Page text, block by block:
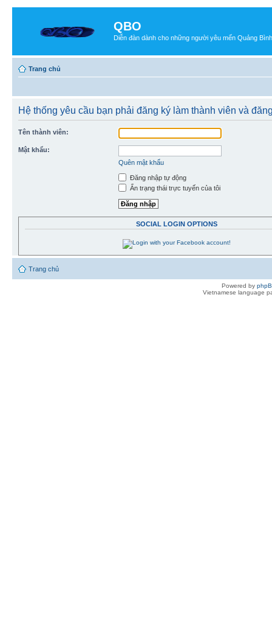
QBO
Diễn đàn dành cho những người yêu mến Quảng Bình
Trang chủ
Hệ thống yêu cầu bạn phải đăng ký làm thành viên và
Tên thành viên:
Mật khẩu:
Quên mật khẩu
Đăng nhập tự động
Ẩn trạng thái trực tuyến của tôi
SOCIAL LOGIN OPTIONS
Trang chủ
Powered by
Vietnamese language